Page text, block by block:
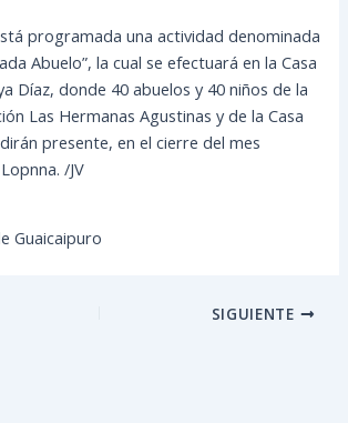
programada una actividad denominada
Abuelo”, la cual se efectuará en la Casa
Díaz, donde 40 abuelos y 40 niños de la
Las Hermanas Agustinas y de la Casa
presente, en el cierre del mes
/JV
Guaicaipuro
SIGUIENTE